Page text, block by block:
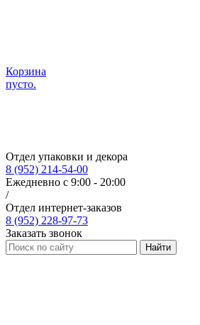
Корзина
пусто.
Отдел упаковки и декора
8 (952) 214-54-00
Ежедневно с 9:00 - 20:00
/
Отдел интернет-заказов
8 (952) 228-97-73
Заказать звонок
Найти